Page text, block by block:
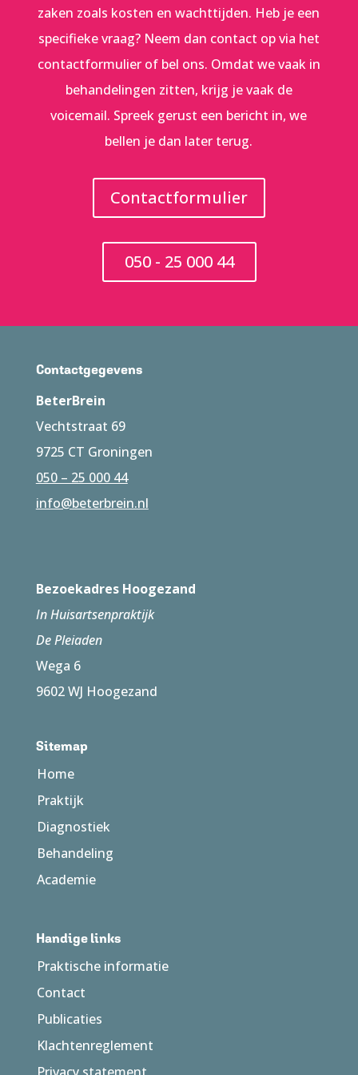
zaken zoals kosten en wachttijden. Heb je een
specifieke vraag? Neem dan contact op via het
contactformulier of bel ons. Omdat we vaak in
behandelingen zitten, krijg je vaak de
voicemail. Spreek gerust een bericht in, we
bellen je dan later terug.
Contactformulier
050 - 25 000 44
Contactgegevens
BeterBrein
Vechtstraat 69
9725 CT Groningen
050 – 25 000 44
info@beterbrein.nl
Bezoekadres Hoogezand
In Huisartsenpraktijk
De Pleiaden
Wega 6
9602 WJ Hoogezand
Sitemap
Home
Praktijk
Diagnostiek
Behandeling
Academie
Handige links
Praktische informatie
Contact
Publicaties
Klachtenreglement